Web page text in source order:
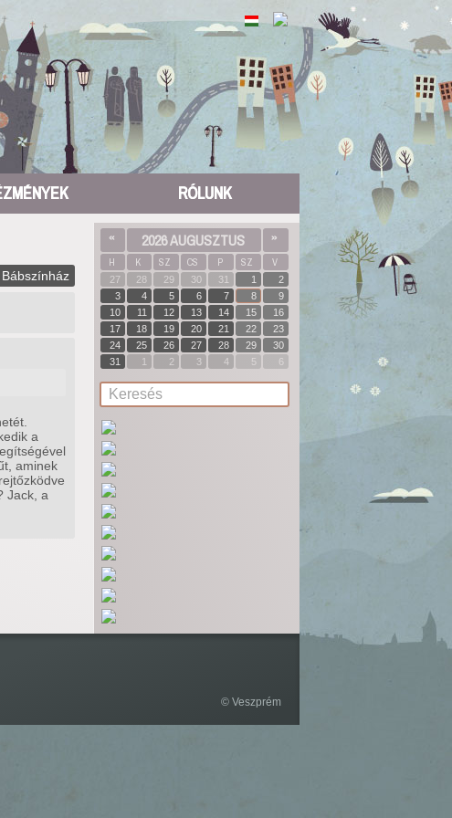
RÓLUNK
a
aminek
Jack, a
« 2026 AUGUSZTUS
»
H
K SZ CS P SZ V
27 28 29 30 31 1
2
3
4 5 6 7 8
9
10
11 12 13 14 15
16
17
18 19 20 21 22
23
24
25 26 27 28 29
30
31
1 2 3 4 5 6
© Veszprém